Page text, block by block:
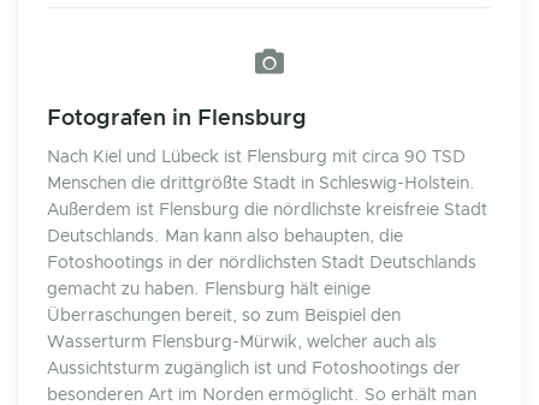
Fotografen in Flensburg
Nach Kiel und Lübeck ist Flensburg mit circa 90 TSD
Menschen die drittgrößte Stadt in Schleswig-Holstein.
Außerdem ist Flensburg die nördlichste kreisfreie Stadt
Deutschlands. Man kann also behaupten, die
Fotoshootings in der nördlichsten Stadt Deutschlands
gemacht zu haben. Flensburg hält einige
Überraschungen bereit, so zum Beispiel den
Wasserturm Flensburg-Mürwik, welcher auch als
Aussichtsturm zugänglich ist und Fotoshootings der
besonderen Art im Norden ermöglicht. So erhält man